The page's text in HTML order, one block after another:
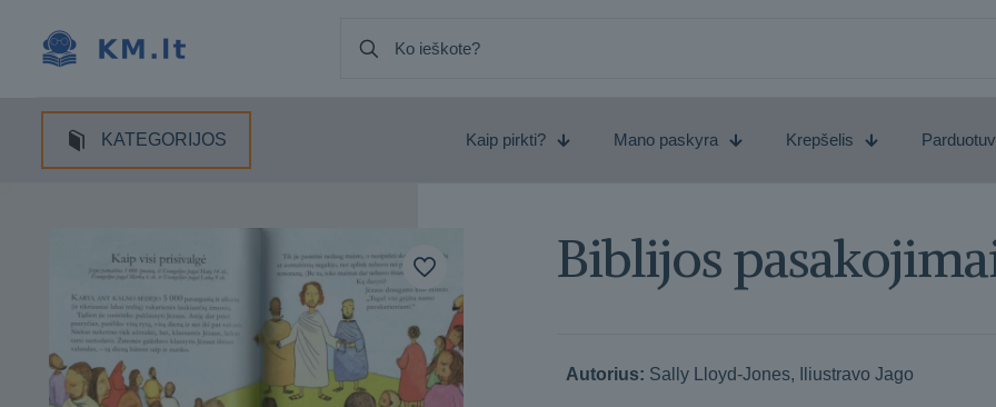
KATEGORIJOS Kaip pirkti? Mano paskyra Krepšelis
Biblijos
Autorius: Sally Lloyd-Jones, Iliustravo Jago